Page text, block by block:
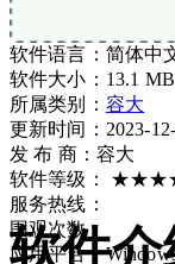
软件语言： 简体中
软件大小： 13.1 MB
所属类别： 容大
更新时间：2023-
发 布 商： 容大
软件等级：
服务热线：
围观次数：
应用平台：
软件介